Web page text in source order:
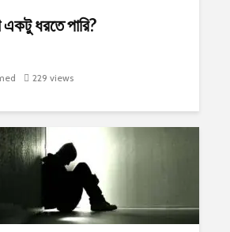
একটু ধরতে পারি?
229 views